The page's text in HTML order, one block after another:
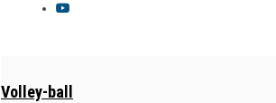
Volley-ball